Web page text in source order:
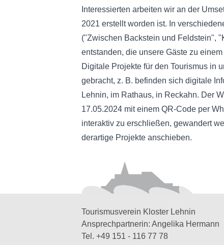
Interessierten arbeiten wir an der
2021 erstellt worden ist. In
("Zwischen Backstein und Feldstein",
entstanden, die unsere Gäste zu
Digitale Projekte für den Tourismus in
gebracht, z. B. befinden sich digitale
Lehnin, im Rathaus, in Reckahn. Der
17.05.2024 mit einem QR-Code per
interaktiv zu erschließen, gewandert
derartige Projekte anschieben.
Tourismusverein Kloster Lehnin
Ansprechpartnerin: Angelika Hermann
Tel. +49 151 - 116 77 78